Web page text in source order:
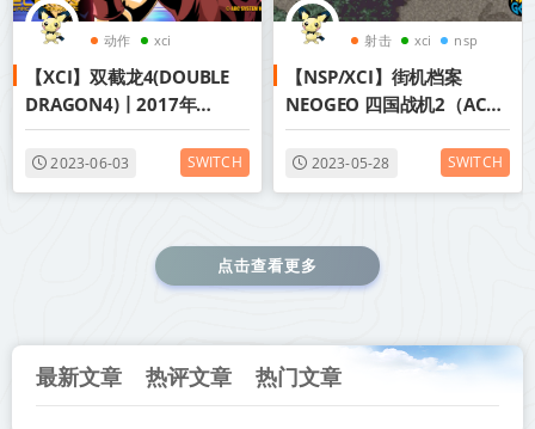
动作 xci
【XCI】双截龙4(DOUBLE
DRAGON4)丨2017年
switch游戏丨阿里云盘/百
度网盘
2023-06-03 SWITCH
射击 xci nsp
【NSP/XCI】街机档案
NEOGEO 四国战机2（ACA
NEOGEO AERO FIGHTERS
2）丨2017年switch游戏丨
2023-05-28 SWITCH
点击查看更多
最新文章 热评文章 热门文章